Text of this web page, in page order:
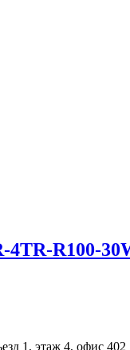
R100-
1, этаж 4, офис 402